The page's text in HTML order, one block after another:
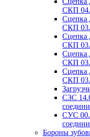
СКП
Сцепка
СКП
Сцепка
СКП
Сцепка
СКП
Сцепка
СКП
СЗС
СУС
Бороны